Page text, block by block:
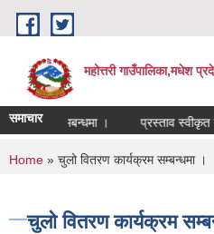
Skip to main content
महोत्तरी गाउँपालिका,मधेश
समाचार
गर्ने समबन्धमा । प्रस्ताव स्वीकृत
You are here
Home » चुलो वितरण कार्यक्रम सम्बन्धमा ।
चुलो वितरण कार्यक्रम